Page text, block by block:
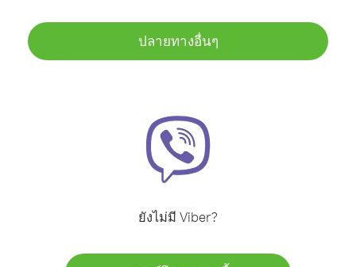
ปลายทางอื่นๆ
ยังไม่มี Viber?